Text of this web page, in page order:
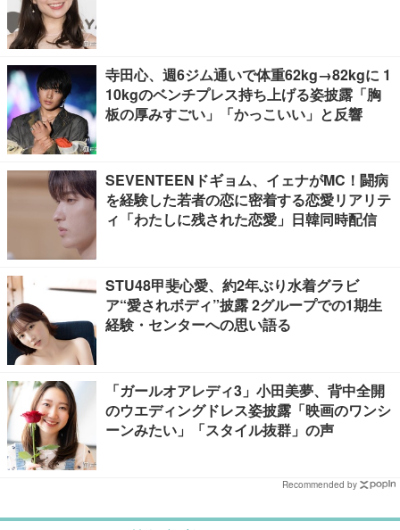
寺田心、週6ジム通いで体重62kg→82kgに 1
10kgのベンチプレス持ち上げる姿披露「胸
板の厚みすごい」「かっこいい」と反響
SEVENTEENドギョム、イェナがMC！闘病
を経験した若者の恋に密着する恋愛リアリテ
ィ「わたしに残された恋愛」日韓同時配信
STU48甲斐心愛、約2年ぶり水着グラビ
ア“愛されボディ”披露 2グループでの1期生
経験・センターへの思い語る
「ガールオアレディ3」小田美夢、背中全開
のウエディングドレス姿披露「映画のワンシ
ーンみたい」「スタイル抜群」の声
Recommended by